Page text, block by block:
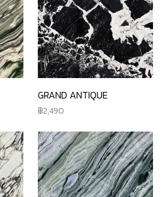
GRAND ANTIQUE
2,490